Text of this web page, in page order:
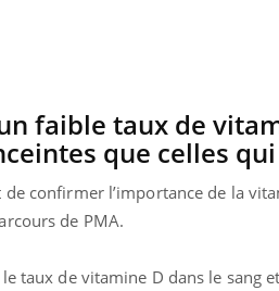
faible taux de
que celles
de confirmer l’importance de la
de PMA.
taux de vitamine D dans le sang